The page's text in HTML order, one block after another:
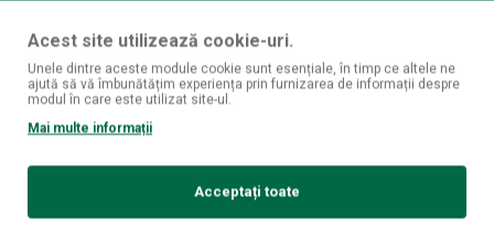
Logare
Contul Meu
Newsletter
Retur
Acest site utilizează cookie-uri.
Unele dintre aceste module cookie sunt esențiale, în timp ce altele ne
ajută să vă îmbunătățim experiența prin furnizarea de informații despre
modul în care este utilizat site-ul.
Mai multe informații
Acceptați toate